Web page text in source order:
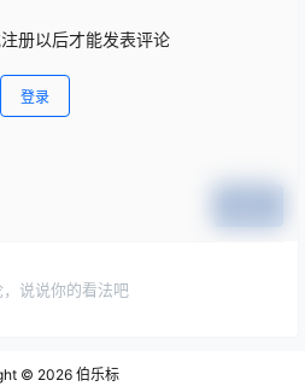
册以后才能发表评论
登录
说说你的看法吧
© 2026 伯乐标